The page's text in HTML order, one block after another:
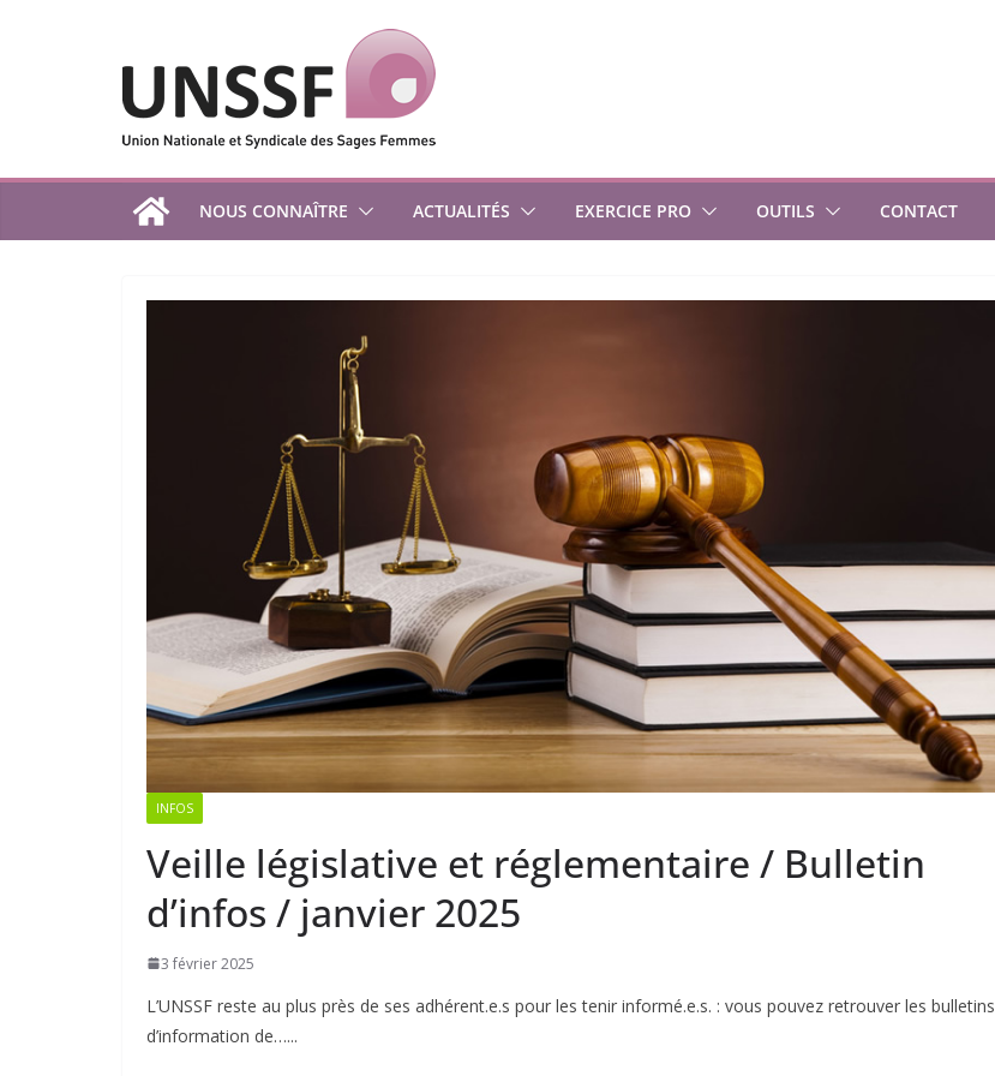
NOUS CONNAÎTRE ACTUALITÉS EXERCICE PRO OUTILS CONTACT
INFOS
Veille législative et réglementaire / Bulletin
d’infos / janvier 2025
3 février 2025
L’UNSSF reste au plus près de ses adhérent.e.s pour les tenir informé.e.s. : vous pouvez retrouver les bulletins
d’information de…...